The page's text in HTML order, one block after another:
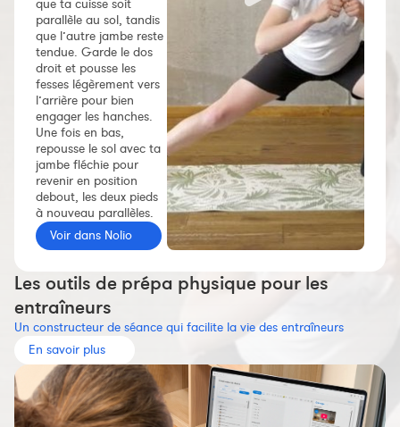
Sportif Premium
L'équipe Nolio
FAQ
que ta cuisse soit
parallèle au sol, tandis
que l’autre jambe reste
tendue. Garde le dos
droit et pousse les
fesses légèrement vers
l’arrière pour bien
engager les hanches.
Une fois en bas,
repousse le sol avec ta
jambe fléchie pour
revenir en position
debout, les deux pieds
à nouveau parallèles.
Voir dans Nolio
Les outils de prépa physique pour les
entraîneurs
Un constructeur de séance qui facilite la vie des entraîneurs
En savoir plus